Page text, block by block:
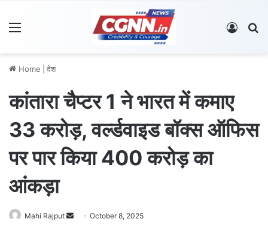
Log In
Home देश
कांतारा चैप्टर 1 ने भारत में कमाए
33 करोड़, वर्ल्डवाइड बॉक्स ऑफिस
पर पार किया 400 करोड़ का
आंकड़ा
Mahi Rajput October 8, 2025